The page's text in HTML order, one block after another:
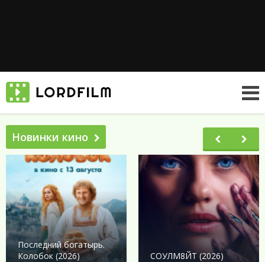
Новинки кино
Последний богатырь.
Колобок (2026)
СОУЛМ8ЙТ (2026)